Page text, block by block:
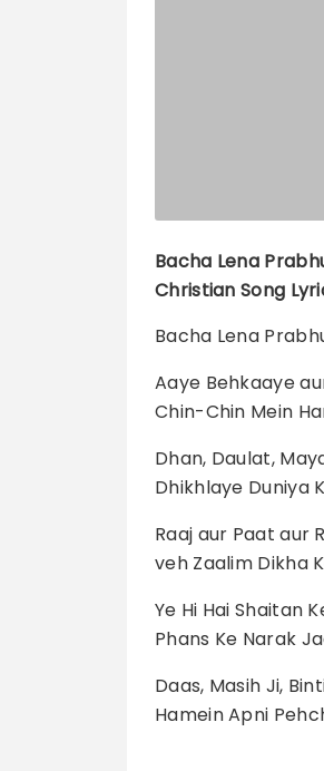
Bacha Lena
Christian Song
Bacha Lena
Aaye Behkaaye
Chin-Chin Mein
Dhan, Daulat,
Dhikhlaye Duniya
Raaj aur Paat aur
veh Zaalim Dikha
Ye Hi Hai Shaitan
Phans Ke Narak
Daas, Masih Ji,
Hamein Apni